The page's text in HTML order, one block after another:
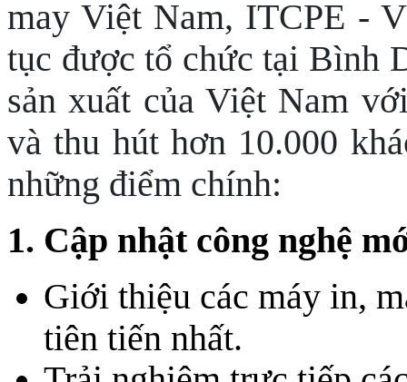
may Việt Nam, ITCPE -
tục được tổ chức tại Bình
sản xuất của Việt Nam
và thu hút hơn 10.000
những điểm chính:
1. Cập nhật công nghệ
Giới thiệu các máy in,
tiên tiến nhất.